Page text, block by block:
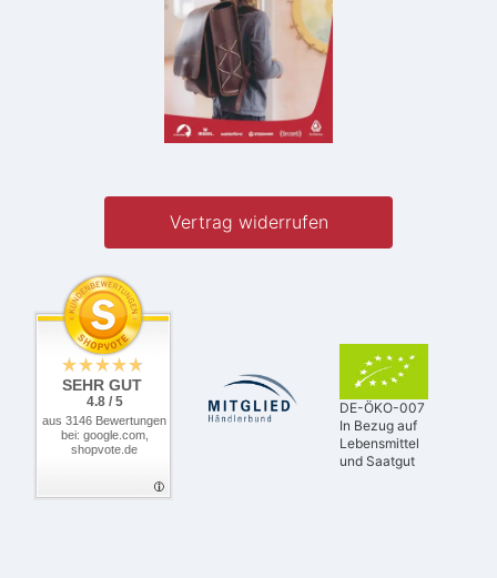
Vertrag widerrufen
SEHR GUT
4.8 / 5
aus 3146 Bewertungen
bei: google.com,
shopvote.de
DE-ÖKO-007
In Bezug auf
Lebensmittel
und Saatgut